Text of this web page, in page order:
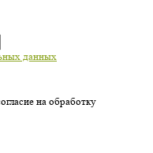
данных
на обработку